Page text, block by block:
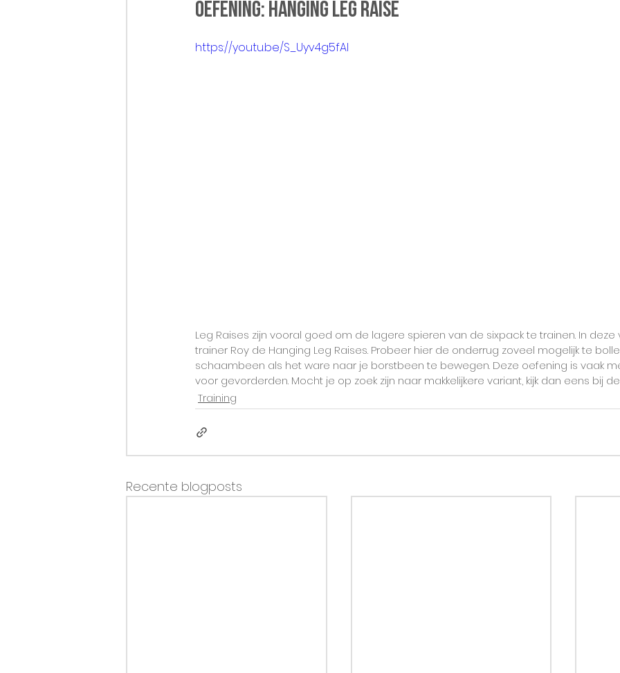
Oefening: Hanging Leg Raise
https://youtu.be/S_Uyv4g5fAI
Leg Raises zijn vooral goed om de lagere spieren van de sixpack te trainen. In
trainer Roy de Hanging Leg Raises. Probeer hier de onderrug zoveel mogelijk te
schaambeen als het ware naar je borstbeen te bewegen. Deze oefening is vaak
voor gevorderden. Mocht je op zoek zijn naar makkelijkere variant, kijk dan eens bij de
Training
Recente blogposts